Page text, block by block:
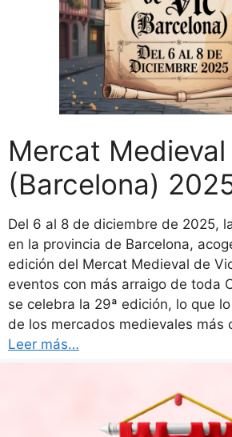
Mercat
(Barcelona)
Del 6 al 8 de diciembre de 2025,
en la provincia de Barcelona,
edición del Mercat Medieval de
eventos con más arraigo de toda
se celebra la 29ª edición, lo que
de los mercados medievales más
Leer más…